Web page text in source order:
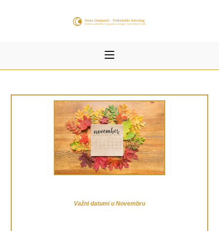
Važni datumi u Novembru